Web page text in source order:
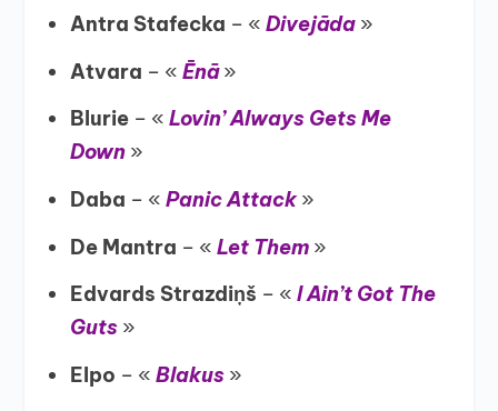
Antra Stafecka – « Divejāda»
Atvara – « Ēnā»
Blurie– « Lovin’ Always Gets Me
Down»
Daba – « Panic Attack»
De Mantra – « Let Them»
Edvards Strazdiņš – « I Ain’t Got The
Guts»
Elpo – « Blakus»